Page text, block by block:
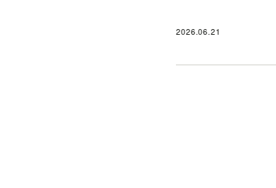
2026.06.21